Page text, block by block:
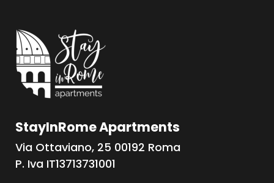
StayInRome Apartments
Via Ottaviano, 25 00192 Roma
P. Iva IT13713731001